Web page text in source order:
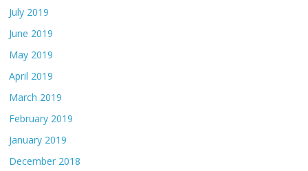
July 2019
June 2019
May 2019
April 2019
March 2019
February 2019
January 2019
December 2018